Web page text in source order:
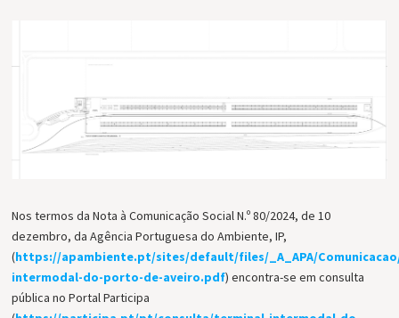
Nos termos da Nota à Comunicação Social N.º 80/2024, de 10
dezembro, da Agência Portuguesa do Ambiente, IP,
(https://apambiente.pt/sites/default/files/_A_APA/
intermodal-do-porto-de-aveiro.pdf) encontra-se em consulta
pública no Portal Participa